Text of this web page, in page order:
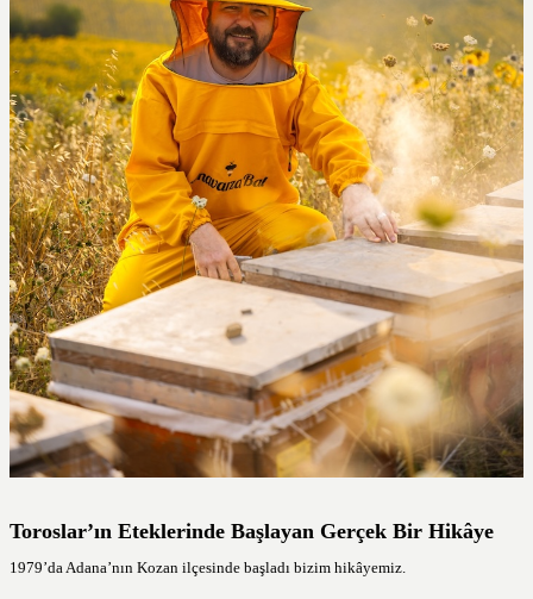
Toroslar’ın Eteklerinde Başlayan Gerçek Bir Hikâye
1979’da Adana’nın Kozan ilçesinde başladı bizim hikâyemiz.